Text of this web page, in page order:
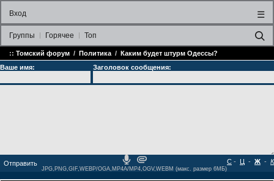
Вход ☰
Группы Горячее Топ
:: Томский форум / Политика / Каким будет штурм Одессы?
Ваше имя:
Заголовок сообщения:
- Ц - Ж - К
С
JPG,PNG,GIF,WEBP/OGA,MP4A/MP4,OGV,WEBM (макс. размер 6МБ)